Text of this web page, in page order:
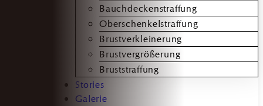
Bauchdeckenstraffung
Oberschenkelstraffung
Brustverkleinerung
Brustvergrößerung
Bruststraffung
Stories
Galerie